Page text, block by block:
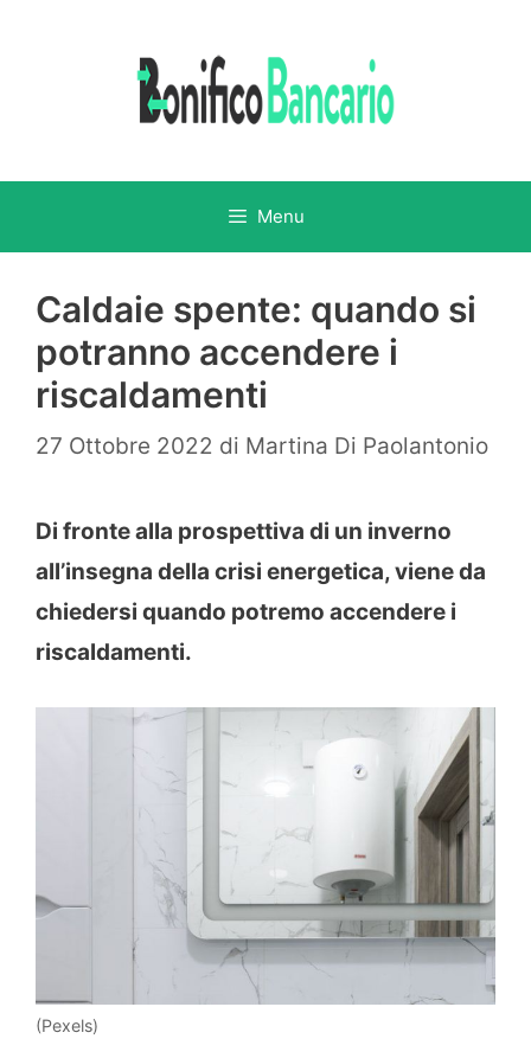
Menu
Caldaie spente: quando si
potranno accendere i
riscaldamenti
27 Ottobre 2022 di Martina Di Paolantonio
Di fronte alla prospettiva di un inverno
all’insegna della crisi energetica, viene da
chiedersi quando potremo accendere i
riscaldamenti.
(Pexels)